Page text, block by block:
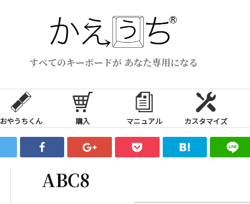
すべてのキーボードが あなた専用になる
おやうちくん 購入 マニュアル カスタマイズ
ABC8